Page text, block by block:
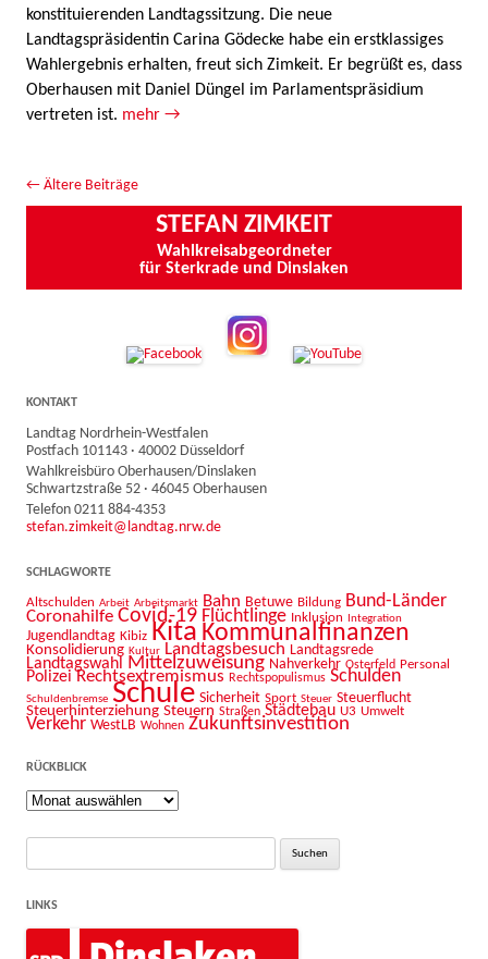
konstituierenden Landtagssitzung. Die neue
Landtagspräsidentin Carina Gödecke habe ein erstklassiges
Wahlergebnis erhalten, freut sich Zimkeit. Er begrüßt es, dass
Oberhausen mit Daniel Düngel im Parlamentspräsidium
vertreten ist. mehr →
Beitrags-Navigation
← Ältere Beiträge
STEFAN ZIMKEIT
Wahlkreisabgeordneter
für Sterkrade und Dinslaken
KONTAKT
Landtag Nordrhein-Westfalen
Postfach 101143 · 40002 Düsseldorf
Wahlkreisbüro Oberhausen/Dinslaken
Schwartzstraße 52 · 46045 Oberhausen
Telefon 0211 884-4353
stefan.zimkeit@landtag.nrw.de
SCHLAGWORTE
Altschulden Arbeit Arbeitsmarkt Bahn Betuwe Bildung Bund-Länder
Coronahilfe Covid-19 Flüchtlinge Inklusion Integration
Jugendlandtag Kibiz Kita Kommunalfinanzen
Konsolidierung Kultur Landtagsbesuch Landtagsrede
Landtagswahl Mittelzuweisung Nahverkehr Osterfeld Personal
Polizei Rechtsextremismus Rechtspopulismus Schulden
Schuldenbremse Schule Sicherheit Sport Steuer Steuerflucht
Steuerhinterziehung Steuern Straßen Städtebau U3 Umwelt
Verkehr WestLB Wohnen Zukunftsinvestition
RÜCKBLICK
Rückblick
LINKS